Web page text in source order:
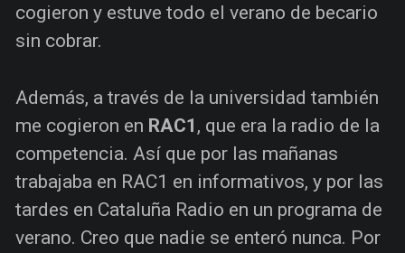
cogieron y estuve todo el verano de becario
sin cobrar.
Además, a través de la universidad también
me cogieron en RAC1 , que era la radio de la
competencia. Así que por las mañanas
trabajaba en RAC1 en informativos, y por las
tardes en Cataluña Radio en un programa de
verano. Creo que nadie se enteró nunca. Por